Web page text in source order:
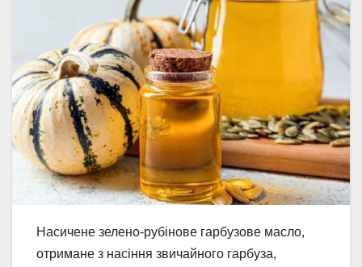
Насичене зелено-рубінове гарбузове масло,
отримане з насіння звичайного гарбуза,